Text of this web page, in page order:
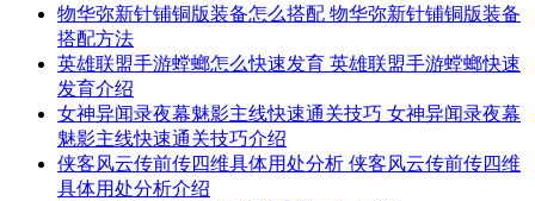
物华弥新针铺铜版装备怎么搭配 物华弥新针铺铜版装备
搭配方法
英雄联盟手游螳螂怎么快速发育 英雄联盟手游螳螂快速
发育介绍
女神异闻录夜幕魅影主线快速通关技巧 女神异闻录夜幕
魅影主线快速通关技巧介绍
侠客风云传前传四维具体用处分析 侠客风云传前传四维
具体用处分析介绍